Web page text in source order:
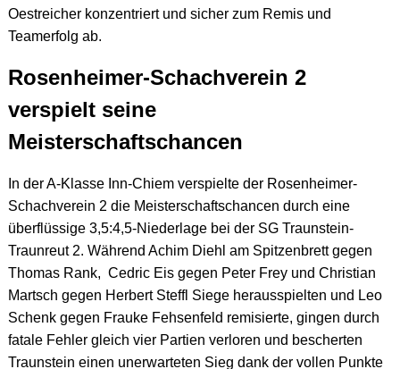
Oestreicher konzentriert und sicher zum Remis und
Teamerfolg ab.
Rosenheimer-Schachverein 2
verspielt seine
Meisterschaftschancen
In der A-Klasse Inn-Chiem verspielte der Rosenheimer-
Schachverein 2 die Meisterschaftschancen durch eine
überflüssige 3,5:4,5-Niederlage bei der SG Traunstein-
Traunreut 2. Während Achim Diehl am Spitzenbrett gegen
Thomas Rank, Cedric Eis gegen Peter Frey und Christian
Martsch gegen Herbert Steffl Siege herausspielten und Leo
Schenk gegen Frauke Fehsenfeld remisierte, gingen durch
fatale Fehler gleich vier Partien verloren und bescherten
Traunstein einen unerwarteten Sieg dank der vollen Punkte